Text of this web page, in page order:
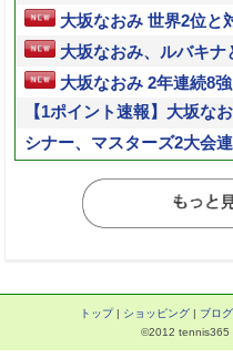
大坂なおみ 世界2位と
大坂なおみ、ルバキナ
大坂なおみ 2年連続8
【1ポイント速報】大坂な
シナー、マスターズ2大会
トップ| ショッピング| ブログ
©2012 tennis365